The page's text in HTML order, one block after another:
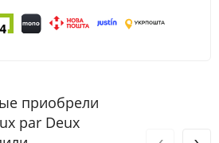
приобрели
par Deux